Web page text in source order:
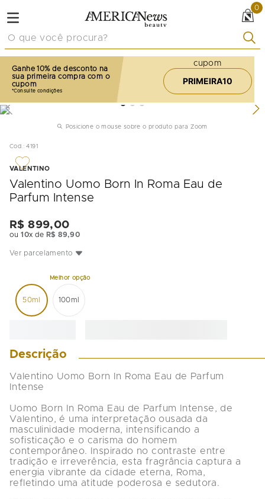
0
Ganhe 10% de desconto na
sua primeira compra com o
cupom
cupom
PRIMEIRA10
Posicione o mouse sobre o produto para Zoom
Cod. :4191
VALENTINO
Valentino Uomo Born In Roma Eau de
Parfum Intense
R$ 899,00
ou10x de R$ 89,90
Ver parcelamento
50ml 100ml
Descrição
Valentino Uomo Born In Roma Eau de Parfum
Intense
Uomo Born In Roma Eau de Parfum Intense, de
Valentino, é uma interpretação ousada da
masculinidade moderna, intensificando a
sofisticação e o carisma do homem
contemporâneo. Inspirado no contraste entre
tradição e irreverência, esta fragrância captura a
energia vibrante da cidade eterna, Roma,
refletindo uma atitude poderosa e sedutora.